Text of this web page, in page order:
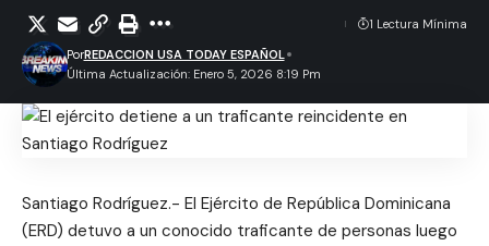
Última Actualización: Enero 5, 2026 8:19 Pm
PorREDACCION USA TODAY ESPAÑOL
1 Lectura Mínima
Santiago Rodríguez.- El Ejército de República Dominicana
(ERD) detuvo a un conocido traficante de personas luego